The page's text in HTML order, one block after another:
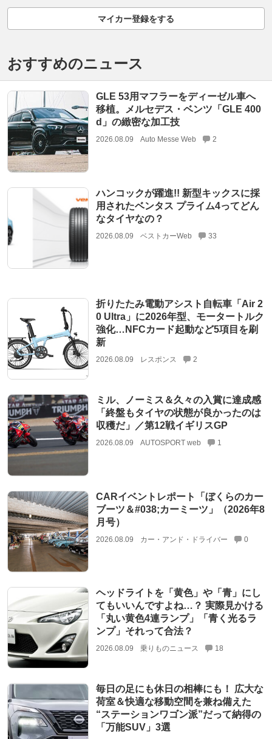
マイカー登録をする
おすすめのニュース
GLE 53用マフラーをディーゼル車へ
移植。メルセデス・ベンツ「GLE 400
d」の緻密な加工技
2026.08.09 Auto Messe Web 2
ハンコックが躍進!! 新型キックスに採
用されたベンタス プライム4ってどん
なタイヤなの？
2026.08.09 ベストカーWeb 33
折りたたみ電動アシスト自転車「Air 2
0 Ultra」に2026年型、モータートルク
強化…NFCカード起動など5項目を刷
新
2026.08.09 レスポンス 2
ミル、ノーミス＆久々の入賞に達成感
「終盤もタイヤの状態が良かったのは
収穫だ」／第12戦イギリスGP
2026.08.09 AUTOSPORT web 1
CARイベントレポート「ぼくらのカー
ブーツ＆#038;カーミーツ」（2026年8
月号）
2026.08.09 カー・アンド・ドライバー 0
ヘッドライトを「黄色」や「青」にし
てもいいんですよね…？ 実際見かける
「丸い黄色4連ランプ」「青く光るラ
ンプ」それって合法？
2026.08.09 乗りものニュース 18
毎日の足にも休日の相棒にも！ 広大な
荷室＆快適な移動空間を兼ね備えた
“ステーションワゴン派”だって納得の
「万能SUV」3選